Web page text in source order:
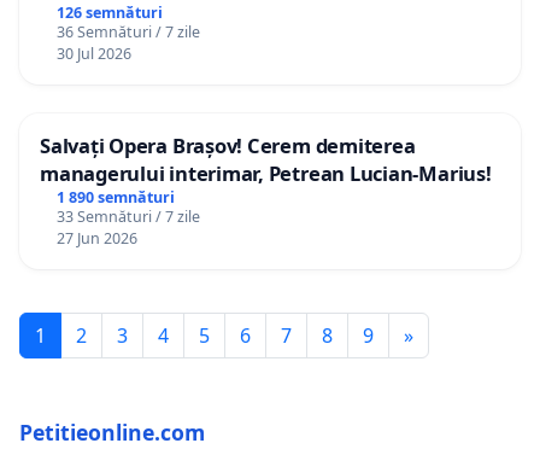
126 semnături
36 Semnături / 7 zile
30 Jul 2026
Salvați Opera Brașov! Cerem demiterea
managerului interimar, Petrean Lucian-Marius!
1 890 semnături
33 Semnături / 7 zile
27 Jun 2026
1 2 3 4 5 6 7 8 9 »
Petitieonline.com